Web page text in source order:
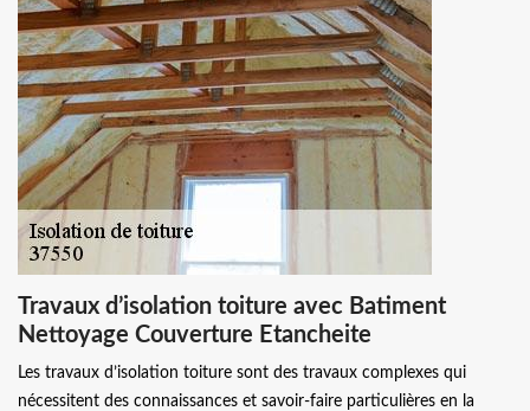
Travaux d’isolation toiture avec Batiment
Nettoyage Couverture Etancheite
Les travaux d’isolation toiture sont des travaux complexes qui
nécessitent des connaissances et savoir-faire particulières en la